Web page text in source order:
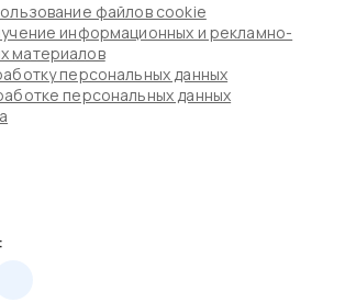
файлов cookie
информационных и рекламно-
материалов
персональных данных
персональных данных